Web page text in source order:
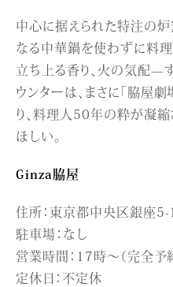
中心に据えられた特注の炉
なる中華鍋を使わずに料理
立ち上る香り、火の気配—
ウンターは、まさに「脇屋
り、料理人50年の粋が凝
ほしい。
Ginza脇屋
住所：東京都中央区銀座
駐車場：なし
営業時間：17時〜（完全予
定休日：不定休